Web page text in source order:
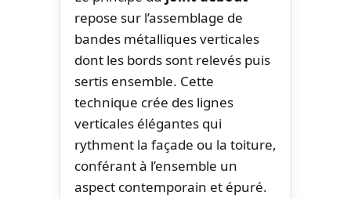
repose sur l’assemblage de
bandes métalliques verticales
dont les bords sont relevés puis
sertis ensemble. Cette
technique crée des lignes
verticales élégantes qui
rythment la façade ou la toiture,
conférant à l’ensemble un
aspect contemporain et épuré.